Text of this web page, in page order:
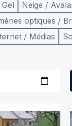
Neige /
optiques /
/ Médias